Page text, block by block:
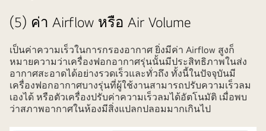
(5) ค่า Airflow หรือ Air Volume
เป็นค่าความเร็วในการกรองอากาศ ยิ่งมีค่า Airflow สูงก็
หมายความว่าเครื่องฟอกอากาศรุ่นนั้นมีประสิทธิภาพในส่ง
อากาศสะอาดได้อย่างรวดเร็วและทั่วถึง ทั้งนี้ในปัจจุบันมี
เครื่องฟอกอากาศบางรุ่นที่ผู้ใช้งานสามารถปรับความเร็วลม
เองได้ หรือตัวเครื่องปรับค่าความเร็วลมได้อัตโนมัติ เมื่อพบ
ว่าสภาพอากาศในห้องมีสิ่งแปลกปลอมมากเกินไป